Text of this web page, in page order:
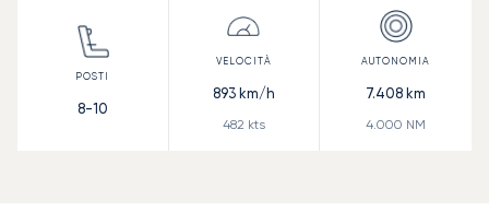
8-10
893km/h
482 kts
7.408 km
4.000 NM